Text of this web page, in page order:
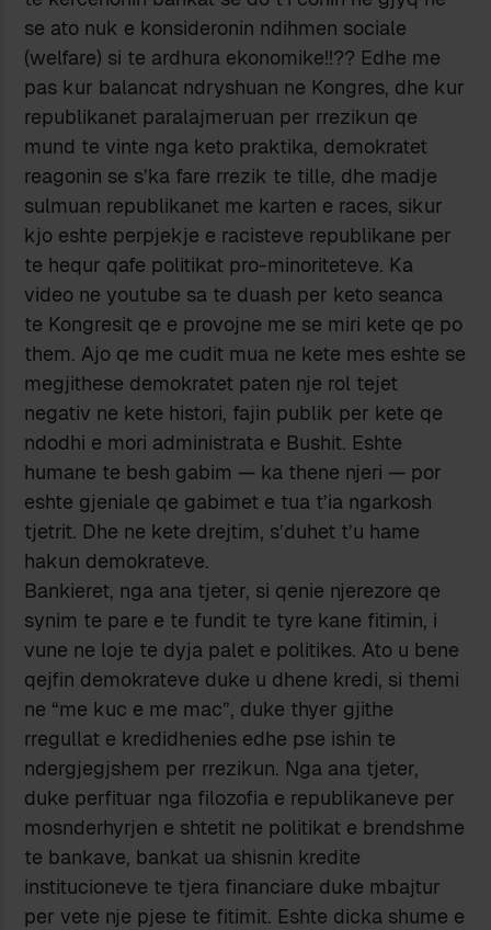
se ato nuk e konsideronin ndihmen sociale
(welfare) si te ardhura ekonomike!!?? Edhe me
pas kur balancat ndryshuan ne Kongres, dhe kur
republikanet paralajmeruan per rrezikun qe
mund te vinte nga keto praktika, demokratet
reagonin se s’ka fare rrezik te tille, dhe madje
sulmuan republikanet me karten e races, sikur
kjo eshte perpjekje e racisteve republikane per
te hequr qafe politikat pro-minoriteteve. Ka
video ne youtube sa te duash per keto seanca
te Kongresit qe e provojne me se miri kete qe po
them. Ajo qe me cudit mua ne kete mes eshte se
megjithese demokratet paten nje rol tejet
negativ ne kete histori, fajin publik per kete qe
ndodhi e mori administrata e Bushit. Eshte
humane te besh gabim — ka thene njeri — por
eshte gjeniale qe gabimet e tua t’ia ngarkosh
tjetrit. Dhe ne kete drejtim, s’duhet t’u hame
hakun demokrateve.
Bankieret, nga ana tjeter, si qenie njerezore qe
synim te pare e te fundit te tyre kane fitimin, i
vune ne loje te dyja palet e politikes. Ato u bene
qejfin demokrateve duke u dhene kredi, si themi
ne “me kuc e me mac”, duke thyer gjithe
rregullat e kredidhenies edhe pse ishin te
ndergjegjshem per rrezikun. Nga ana tjeter,
duke perfituar nga filozofia e republikaneve per
mosnderhyrjen e shtetit ne politikat e brendshme
te bankave, bankat ua shisnin kredite
institucioneve te tjera financiare duke mbajtur
per vete nje pjese te fitimit. Eshte dicka shume e